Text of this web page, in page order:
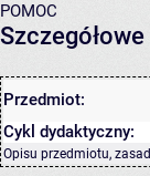
POMOC
Przedmiot:
Cykl dydaktyczny:
Opisu przedmiotu,